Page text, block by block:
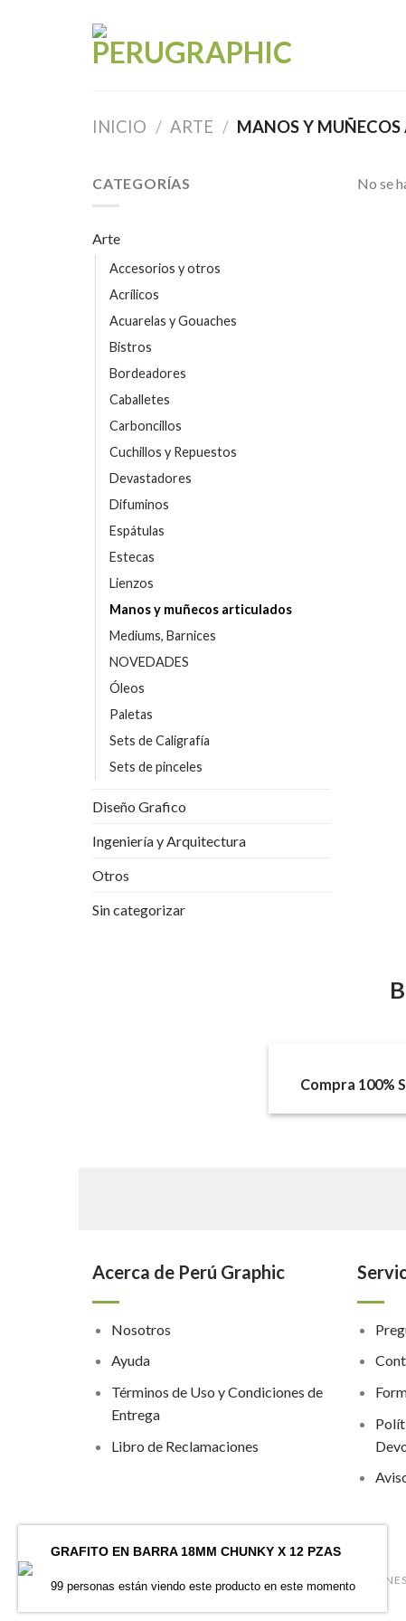
content
INICIO / ARTE / MANOS Y
CATEGORÍAS
Arte
Accesorios y otros
Acrílicos
Acuarelas y Gouaches
Bistros
Bordeadores
Caballetes
Carboncillos
Cuchillos y Repuestos
Devastadores
Difuminos
Espátulas
Estecas
Lienzos
Manos y muñecos articulados
Mediums, Barnices
NOVEDADES
Óleos
Paletas
Sets de Caligrafía
Sets de pinceles
Diseño Grafico
Ingeniería y Arquitectura
Otros
Sin categorizar
No se
Compra 100%
Acerca de Perú Graphic
Nosotros
Ayuda
Términos de Uso y Condiciones de
Entrega
Libro de Reclamaciones
TÉRMINOS Y
GRAFITO EN BARRA 18MM CHUNKY X 12 PZAS
99 personas están viendo este producto en este momento